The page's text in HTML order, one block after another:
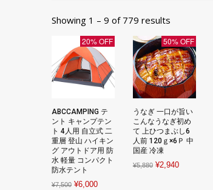
Showing 1 – 9 of 779 results
20% OFF
ABCCAMPING テ
ント キャンプテン
ト 4人用 自立式 二
重層 登山 ハイキン
グ アウトドア用 防
水 軽量 コンパクト
防水テント
¥7,500 Original
¥6,000Current
50% OFF
うなぎ 一口が旨い
こんなうなぎ初め
て 上ひつまぶし6
人前 120ｇ×6Ｐ 中
国産 冷凍
¥5,880 Original
¥2,940Current